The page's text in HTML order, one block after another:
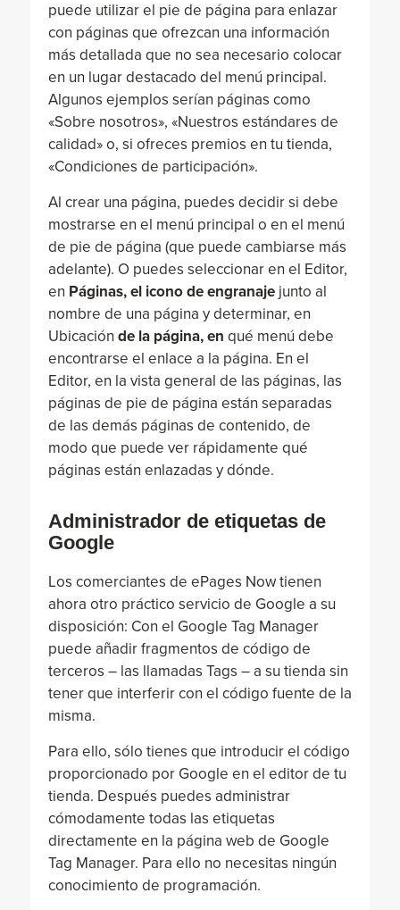
puede utilizar el pie de página para enlazar
con páginas que ofrezcan una información
más detallada que no sea necesario colocar
en un lugar destacado del menú principal.
Algunos ejemplos serían páginas como
«Sobre nosotros», «Nuestros estándares de
calidad» o, si ofreces premios en tu tienda,
«Condiciones de participación».
Al crear una página, puedes decidir si debe
mostrarse en el menú principal o en el menú
de pie de página (que puede cambiarse más
adelante). O puedes seleccionar en el Editor,
en Páginas, el icono de engranajejunto al
nombre de una página y determinar, en
Ubicación de la página, en qué menú debe
encontrarse el enlace a la página. En el
Editor, en la vista general de las páginas, las
páginas de pie de página están separadas
de las demás páginas de contenido, de
modo que puede ver rápidamente qué
páginas están enlazadas y dónde.
Administrador de etiquetas de
Google
Los comerciantes de ePages Now tienen
ahora otro práctico servicio de Google a su
disposición: Con el Google Tag Manager
puede añadir fragmentos de código de
terceros – las llamadas Tags – a su tienda sin
tener que interferir con el código fuente de la
misma.
Para ello, sólo tienes que introducir el código
proporcionado por Google en el editor de tu
tienda. Después puedes administrar
cómodamente todas las etiquetas
directamente en la página web de Google
Tag Manager. Para ello no necesitas ningún
conocimiento de programación.